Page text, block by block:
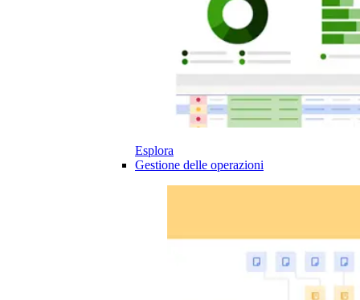
Esplora
Gestione delle operazioni